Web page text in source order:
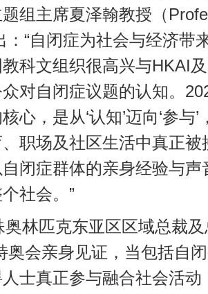
组主席夏泽翰教授（
：“自闭症为社会与经济带
科文组织很高兴与HKAI
对自闭症议题的认知。
心，是从‘认知’迈向‘参与
职场及社区生活中真正被
闭症群体的亲身经验与声
社会。”
奥林匹克东亚区区域总裁
奥会亲身见证，当包括自
士真正参与融合社会活动